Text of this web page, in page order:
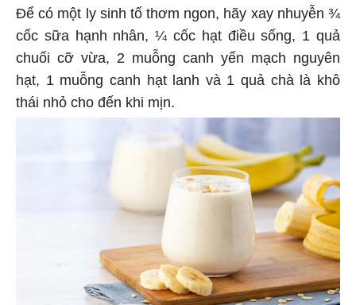
Để có một ly sinh tố thơm ngon, hãy xay nhuyễn ¾
cốc sữa hạnh nhân, ¼ cốc hạt điều sống, 1 quả
chuối cỡ vừa, 2 muỗng canh yến mạch nguyên
hạt, 1 muỗng canh hạt lanh và 1 quả chà là khô
thái nhỏ cho đến khi mịn.